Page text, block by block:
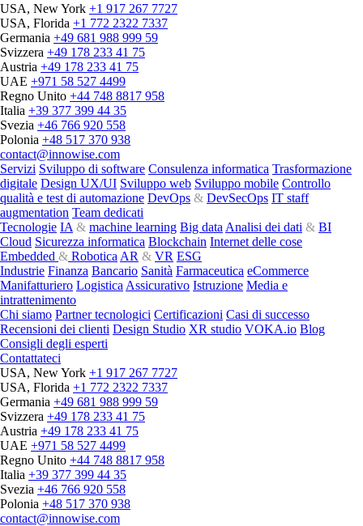
USA, New York +1 917 267 7727
USA, Florida +1 772 2322 7337
Germania +49 681 988 999 59
Svizzera +49 178 233 41 75
Austria +49 178 233 41 75
UAE +971 58 527 4499
Regno Unito +44 748 8817 958
Italia +39 377 399 44 35
Svezia +46 766 920 558
Polonia +48 517 370 938
contact@innowise.com
Servizi Sviluppo di software Consulenza informatica Trasformazione
digitale Design UX/UI Sviluppo web Sviluppo mobile Controllo
qualità e test di automazione DevOps & DevSecOps IT staff
augmentation Team dedicati
Tecnologie IA & machine learning Big data Analisi dei dati & BI
Cloud Sicurezza informatica Blockchain Internet delle cose
Embedded & Robotica AR & VR ESG
Industrie Finanza Bancario Sanità Farmaceutica eCommerce
Manifatturiero Logistica Assicurativo Istruzione Media e
intrattenimento
Chi siamo Partner tecnologici Certificazioni Casi di successo
Recensioni dei clienti Design Studio XR studio VOKA.io Blog
Consigli degli esperti
Contattateci
USA, New York +1 917 267 7727
USA, Florida +1 772 2322 7337
Germania +49 681 988 999 59
Svizzera +49 178 233 41 75
Austria +49 178 233 41 75
UAE +971 58 527 4499
Regno Unito +44 748 8817 958
Italia +39 377 399 44 35
Svezia +46 766 920 558
Polonia +48 517 370 938
contact@innowise.com